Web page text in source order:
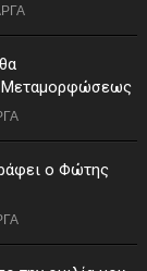
Μεταμορφώσεως
5 Αυγούστου
ο Φώτης